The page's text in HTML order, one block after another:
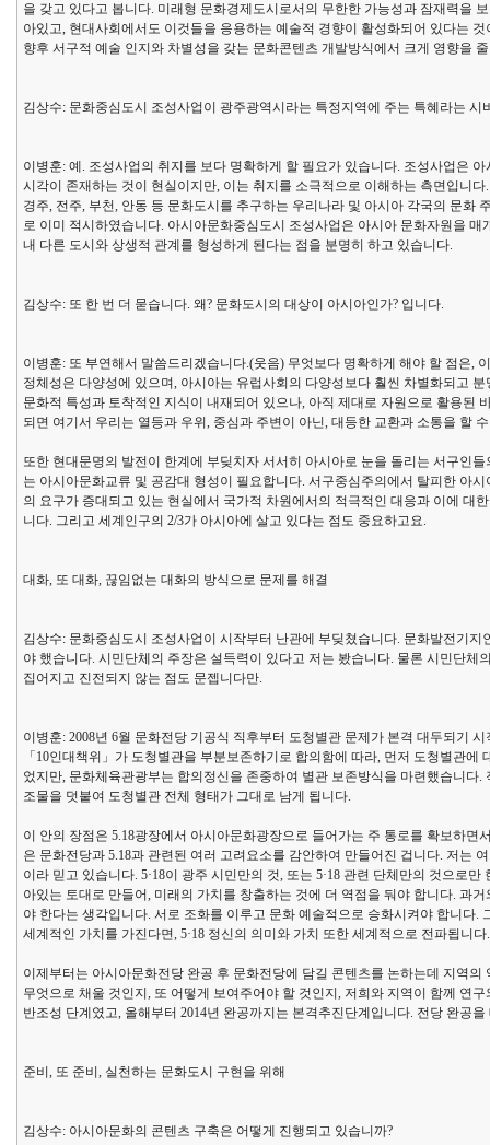
을 갖고 있다고 봅니다. 미래형 문화경제도시로서의 무한한 가능성과 잠재력을
아있고, 현대사회에서도 이것들을 응용하는 예술적 경향이 활성화되어 있다는
향후 서구적 예술 인지와 차별성을 갖는 문화콘텐츠 개발방식에서 크게 영향을
김상수: 문화중심도시 조성사업이 광주광역시라는 특정지역에 주는 특혜라는
이병훈: 예. 조성사업의 취지를 보다 명확하게 할 필요가 있습니다. 조성사업은
시각이 존재하는 것이 현실이지만, 이는 취지를 소극적으로 이해하는 측면입니
경주, 전주, 부천, 안동 등 문화도시를 추구하는 우리나라 및 아시아 각국의 문
로 이미 적시하였습니다. 아시아문화중심도시 조성사업은 아시아 문화자원을
내 다른 도시와 상생적 관계를 형성하게 된다는 점을 분명히 하고 있습니다.
김상수: 또 한 번 더 묻습니다. 왜? 문화도시의 대상이 아시아인가? 입니다.
이병훈: 또 부연해서 말씀드리겠습니다.(웃음) 무엇보다 명확하게 해야 할 점은,
정체성은 다양성에 있으며, 아시아는 유럽사회의 다양성보다 훨씬 차별화되고
문화적 특성과 토착적인 지식이 내재되어 있으나, 아직 제대로 자원으로 활용된
되면 여기서 우리는 열등과 우위, 중심과 주변이 아닌, 대등한 교환과 소통을 할
또한 현대문명의 발전이 한계에 부딪치자 서서히 아시아로 눈을 돌리는 서구인
는 아시아문화교류 및 공감대 형성이 필요합니다. 서구중심주의에서 탈피한 아
의 요구가 증대되고 있는 현실에서 국가적 차원에서의 적극적인 대응과 이에
니다. 그리고 세계인구의 2/3가 아시아에 살고 있다는 점도 중요하고요.
대화, 또 대화, 끊임없는 대화의 방식으로 문제를 해결
김상수: 문화중심도시 조성사업이 시작부터 난관에 부딪쳤습니다. 문화발전기
야 했습니다. 시민단체의 주장은 설득력이 있다고 저는 봤습니다. 물론 시민단
집어지고 진전되지 않는 점도 문젭니다만.
이병훈: 2008년 6월 문화전당 기공식 직후부터 도청별관 문제가 본격 대두되기
「10인대책위」가 도청별관을 부분보존하기로 합의함에 따라, 먼저 도청별관
었지만, 문화체육관광부는 합의정신을 존중하여 별관 보존방식을 마련했습니다
조물을 덧붙여 도청별관 전체 형태가 그대로 남게 됩니다.
이 안의 장점은 5.18광장에서 아시아문화광장으로 들어가는 주 통로를 확보하
은 문화전당과 5.18과 관련된 여러 고려요소를 감안하여 만들어진 겁니다. 저는
이라 믿고 있습니다. 5·18이 광주 시민만의 것, 또는 5·18 관련 단체만의 것으로
아있는 토대로 만들어, 미래의 가치를 창출하는 것에 더 역점을 둬야 합니다. 과
야 한다는 생각입니다. 서로 조화를 이루고 문화 예술적으로 승화시켜야 합니다
세계적인 가치를 가진다면, 5·18 정신의 의미와 가치 또한 세계적으로 전파됩니다.
이제부터는 아시아문화전당 완공 후 문화전당에 담길 콘텐츠를 논하는데 지역
무엇으로 채울 것인지, 또 어떻게 보여주어야 할 것인지, 저희와 지역이 함께 연
반조성 단계였고, 올해부터 2014년 완공까지는 본격추진단계입니다. 전당 완공
준비, 또 준비, 실천하는 문화도시 구현을 위해
김상수: 아시아문화의 콘텐츠 구축은 어떻게 진행되고 있습니까?